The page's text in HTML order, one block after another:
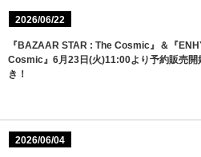
2026/06/22
『BAZAAR STAR : The Cosmic』＆『
Cosmic』6月23日(火)11:00より予約販売
き！
2026/06/04